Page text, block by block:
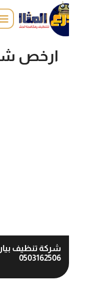
ارخص
شركة تنظيف
0503162506